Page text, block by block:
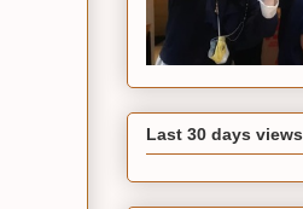
Last 30 days views